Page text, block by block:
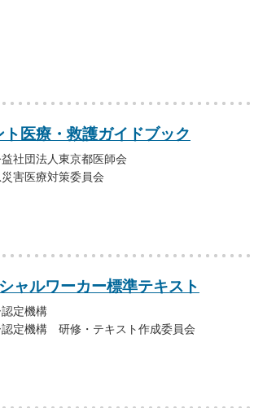
医療・救護ガイドブック
社団法人東京都医師会
害医療対策委員会
ルワーカー標準テキスト
定機構
定機構 研修・テキスト作成委員会